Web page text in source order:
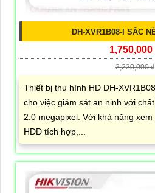
DH-XVR1B08-I SẮC
1,750,000
2,220,000 ₫
Thiết bị thu hình HD DH-
cho việc giám sát an ninh với
2.0 megapixel. Với khả năng
HDD tích hợp,...